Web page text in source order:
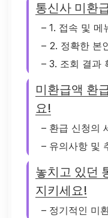
통신사 미환
– 1. 접속 및 메
– 2. 정확한 본
– 3. 조회 결과
미환급액 환
요!
– 환급 신청의
– 유의사항 및
놓치고 있던
지키세요!
– 정기적인 미